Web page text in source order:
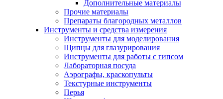
Дополнительные материалы
Прочие материалы
Препараты благородных металлов
Инструменты и средства измерения
Инструменты для моделирования
Щипцы для глазурирования
Инструменты для работы с гипсом
Лабораторная посуда
Аэрографы, краскопульты
Текстурные инструменты
Перья